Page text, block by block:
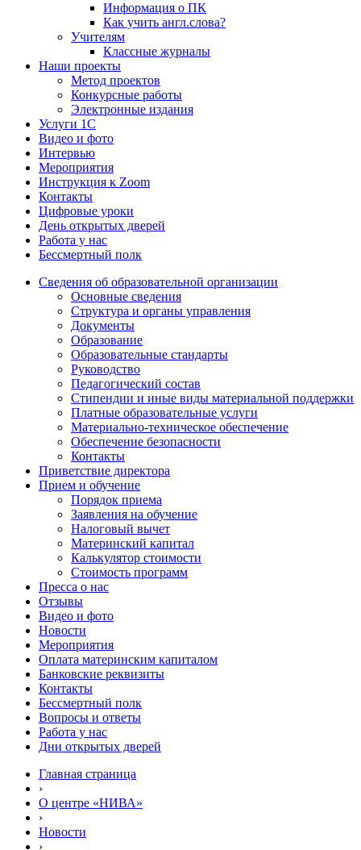
Информация о ПК
Как учить англ.слова?
Учителям
Классные журналы
Наши проекты
Метод проектов
Конкурсные работы
Электронные издания
Услуги 1C
Видео и фото
Интервью
Мероприятия
Инструкция к Zoom
Контакты
Цифровые уроки
День открытых дверей
Работа у нас
Бессмертный полк
Сведения об образовательной организации
Основные сведения
Структура и органы управления
Документы
Образование
Образовательные стандарты
Руководство
Педагогический состав
Стипендии и иные виды материальной поддержки
Платные образовательные услуги
Материально-техническое обеспечение
Обеспечение безопасности
Контакты
Приветствие директора
Прием и обучение
Порядок приема
Заявления на обучение
Налоговый вычет
Материнский капитал
Калькулятор стоимости
Стоимость программ
Пресса о нас
Отзывы
Видео и фото
Новости
Мероприятия
Оплата материнским капиталом
Банковские реквизиты
Контакты
Бессмертный полк
Вопросы и ответы
Работа у нас
Дни открытых дверей
Главная страница
›
О центре «НИВА»
›
Новости
›